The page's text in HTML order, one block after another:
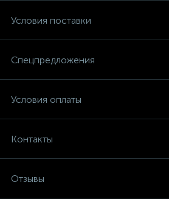
Условия поставки
Спецпредложения
Условия оплаты
Контакты
Отзывы